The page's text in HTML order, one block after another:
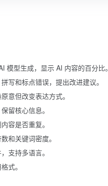
模型生成，显示 AI 内容的百分比。
写和标点错误，提出改进建议。
意但改变表达方式。
留核心信息。
容是否重复。
和关键词密度。
支持多语言。
式。